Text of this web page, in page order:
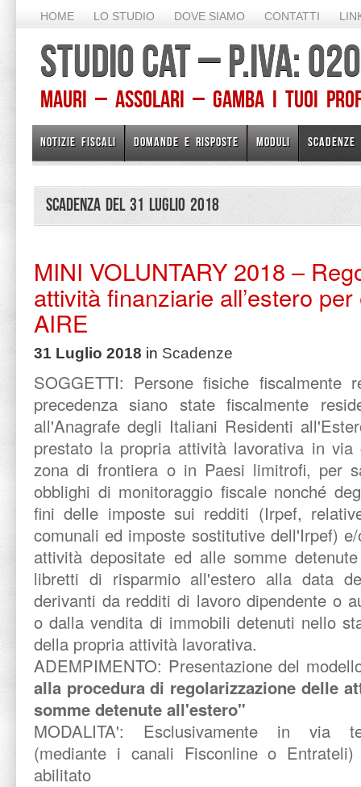
HOME LO STUDIO DOVE SIAMO CONTATTI
STUDIO CAT – P.IVA:
Mauri – Assolari – Gamba I TUOI
NOTIZIE FISCALI DOMANDE E RISPOSTE MODULI SCADENZE
Scadenza del 31 Luglio 2018
MINI VOLUNTARY 2018 –
attività finanziarie all’estero
AIRE
31 Luglio 2018 in Scadenze
SOGGETTI: Persone fisiche
precedenza siano state fiscalmente
all'Anagrafe degli Italiani Residenti
prestato la propria attività lavorativa in via
zona di frontiera o in Paesi limitrofi, per
obblighi di monitoraggio fiscale nonché
fini delle imposte sui redditi (Irpef,
comunali ed imposte sostitutive dell'Irpef)
attività depositate ed alle somme
libretti di risparmio all'estero alla data
derivanti da redditi di lavoro dipendente o
o dalla vendita di immobili detenuti nello
della propria attività lavorativa.
ADEMPIMENTO: Presentazione del
alla procedura di regolarizzazione delle
somme detenute all'estero"
MODALITA': Esclusivamente in via
(mediante i canali Fisconline o
abilitato